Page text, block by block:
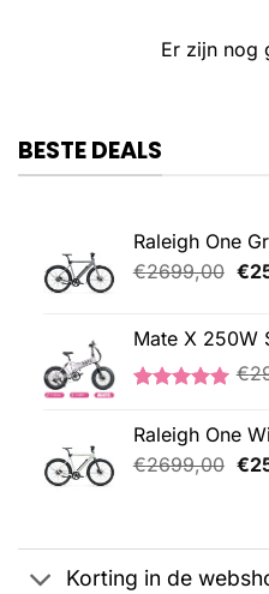
Er zijn nog
BESTE DEALS
Raleigh One
€2699,00 €
Mate X 250W
5.00
op 5
gebaseerd
op
klantbeoordelingen
€
Raleigh One
€2699,00 €
Korting in de